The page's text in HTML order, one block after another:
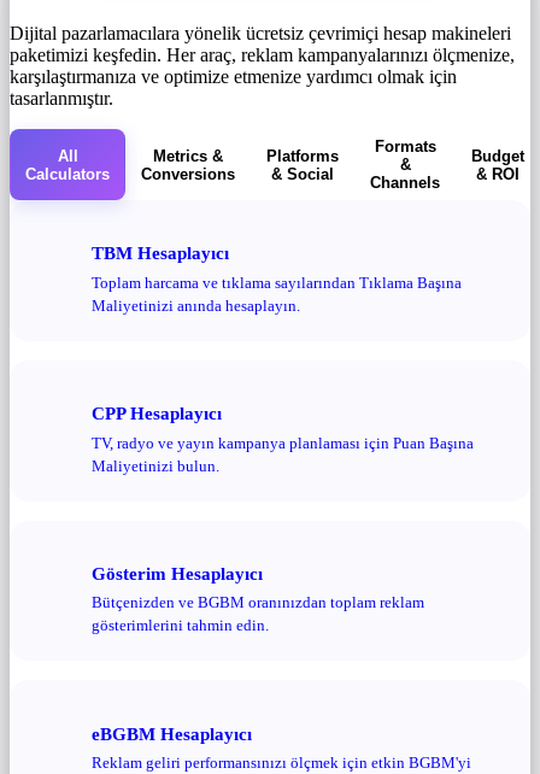
Dijital pazarlamacılara yönelik ücretsiz çevrimiçi hesap makineleri
paketimizi keşfedin. Her araç, reklam kampanyalarınızı ölçmenize,
karşılaştırmanıza ve optimize etmenize yardımcı olmak için
tasarlanmıştır.
All
Calculators
Metrics &
Conversions
Platforms
& Social
Formats
&
Channels
Budget
& ROI
TBM Hesaplayıcı
Toplam harcama ve tıklama sayılarından Tıklama Başına
Maliyetinizi anında hesaplayın.
CPP Hesaplayıcı
TV, radyo ve yayın kampanya planlaması için Puan Başına
Maliyetinizi bulun.
Gösterim Hesaplayıcı
Bütçenizden ve BGBM oranınızdan toplam reklam
gösterimlerini tahmin edin.
eBGBM Hesaplayıcı
Reklam geliri performansınızı ölçmek için etkin BGBM'yi